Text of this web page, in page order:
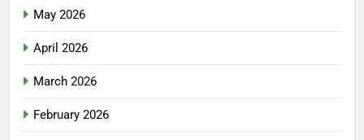
May 2026
April 2026
March 2026
February 2026